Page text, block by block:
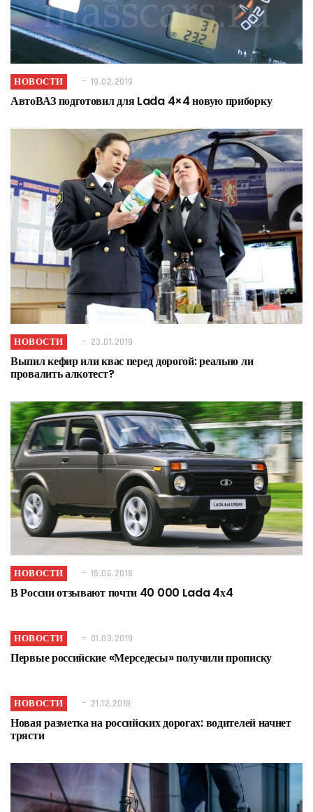
НОВОСТИ 19.02.2019
АвтоВАЗ подготовил для Lada 4×4 новую приборку
НОВОСТИ 23.01.2019
Выпил кефир или квас перед дорогой: реально ли
провалить алкотест?
НОВОСТИ 15.06.2018
В России отзывают почти 40 000 Lada 4х4
НОВОСТИ 01.03.2019
Первые российские «Мерседесы» получили прописку
НОВОСТИ 21.12.2018
Новая разметка на российских дорогах: водителей начнет
трясти